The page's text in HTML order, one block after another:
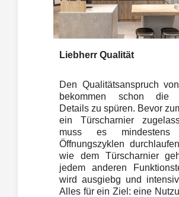
Liebherr Qualität
Den Qualitätsanspruch
bekommen schon die
Details zu spüren. Bevor
ein Türscharnier
muss es mindestens
Öffnungszyklen
wie dem Türscharnier
jedem anderen
wird ausgiebg und
Alles für ein Ziel: eine